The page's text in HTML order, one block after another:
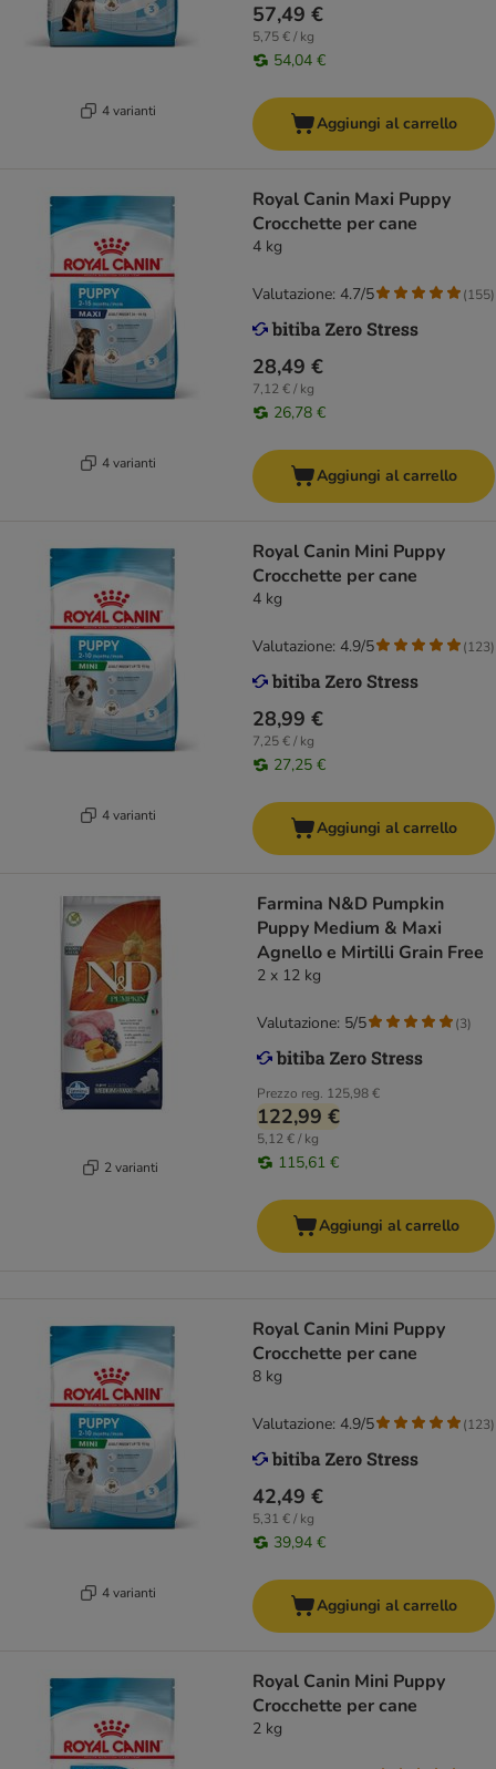
4 varianti
57,49 €
5,75 € / kg
54,04 €
Aggiungi al carrello
4 varianti
Royal Canin Maxi Puppy
Crocchette per cane
4 kg
28,49 €
7,12 € / kg
26,78 €
Valutazione: 4.7/5 (155)
Aggiungi al carrello
4 varianti
Royal Canin Mini Puppy
Crocchette per cane
4 kg
28,99 €
7,25 € / kg
27,25 €
Valutazione: 4.9/5 (123)
Aggiungi al carrello
2 varianti
Farmina N&D Pumpkin
Puppy Medium & Maxi
Agnello e Mirtilli Grain Free
2 x 12 kg
Prezzo reg. 125,98 €
122,99 €
5,12 € / kg
115,61 €
Valutazione: 5/5 (3)
Aggiungi al carrello
4 varianti
Royal Canin Mini Puppy
Crocchette per cane
8 kg
42,49 €
5,31 € / kg
39,94 €
Valutazione: 4.9/5 (123)
Aggiungi al carrello
Royal Canin Mini Puppy
Crocchette per cane
2 kg